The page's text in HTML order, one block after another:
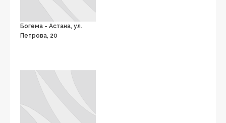
Богема - Астана, ул.
Петрова, 20